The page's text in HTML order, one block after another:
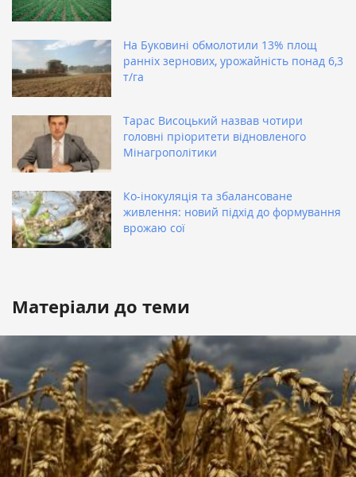
На Буковині обмолотили 13% площ
ранніх зернових, урожайність понад 6,3
т/га
Тарас Висоцький назвав чотири
головні пріоритети відновленого
Мінагрополітики
Ко-інокуляція та збалансоване
живлення: новий підхід до формування
врожаю сої
Матеріали до теми